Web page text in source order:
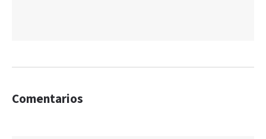
Comentarios